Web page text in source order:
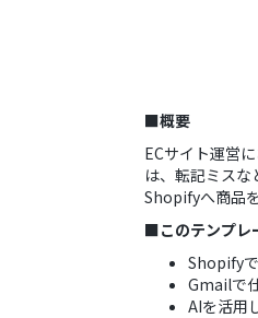
■概要
ECサイト運営
は、転記ミス
Shopifyへ商品
■このテンプレ
Shopify
Gmailで
AIを活用